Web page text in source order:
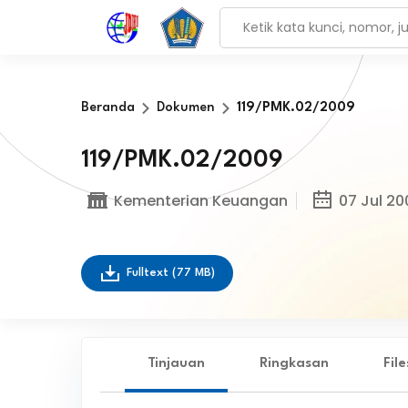
Beranda Dokumen 119/PMK.02/2009
119/PMK.02/2009
Kementerian Keuangan 07 Jul
Fulltext (77 MB)
Tinjauan Ringkasan